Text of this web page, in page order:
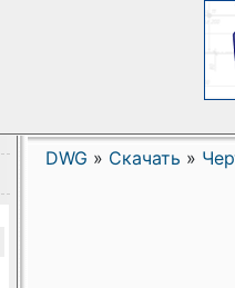
DWG » Скачать »